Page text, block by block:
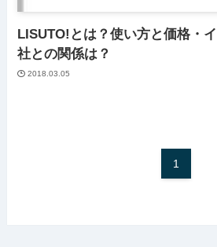
LISUTO!とは？使い方と価格・
社との関係は？
2018.03.05
1